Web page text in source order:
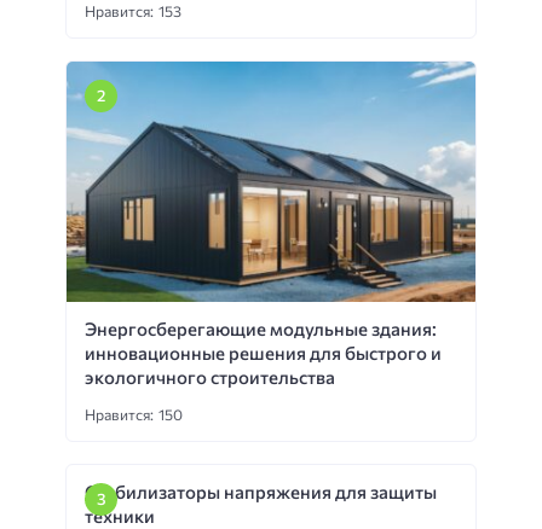
Нравится: 153
Энергосберегающие модульные здания:
инновационные решения для быстрого и
экологичного строительства
Нравится: 150
Стабилизаторы напряжения для защиты
техники